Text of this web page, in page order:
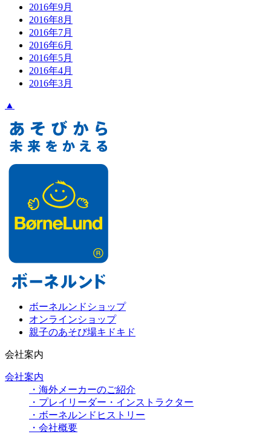
2016年9月
2016年8月
2016年7月
2016年6月
2016年5月
2016年4月
2016年3月
▲
ボーネルンドショップ
オンラインショップ
親子のあそび場キドキド
会社案内
会社案内
・海外メーカーのご紹介
・プレイリーダー・インストラクター
・ボーネルンドヒストリー
・会社概要